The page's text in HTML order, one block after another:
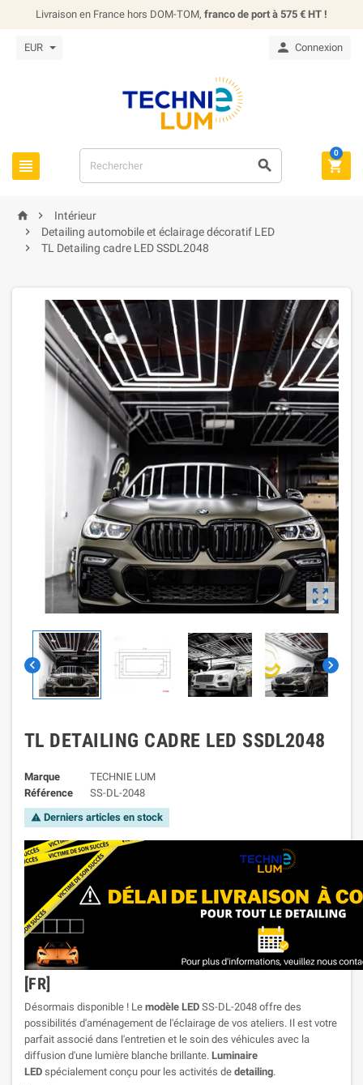
Livraison en France hors DOM-TOM, franco de port à 575 € HT !
EUR  Connexion
  
0
 
Intérieur

Detailing automobile et éclairage décoratif LED

TL Detailing cadre LED SSDL2048

 
TL DETAILING CADRE LED SSDL2048
Marque
TECHNIE LUM
Référence
SS-DL-2048
 Derniers articles en stock
[FR]
Désormais disponible ! Le modèle LED SS-DL-2048 offre des
possibilités d'aménagement de l'éclairage de vos ateliers. Il est votre
parfait associé dans l'entretien et le soin des véhicules avec la
diffusion d'une lumière blanche brillante. Luminaire
LED spécialement conçu pour les activités de detailing.